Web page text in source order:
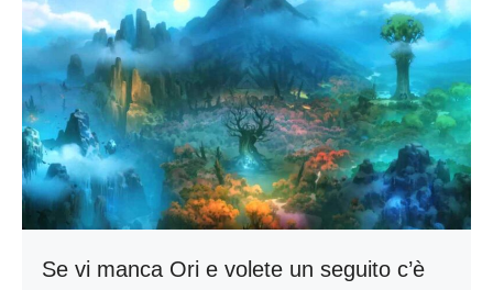
Se vi manca Ori e volete un seguito c’è